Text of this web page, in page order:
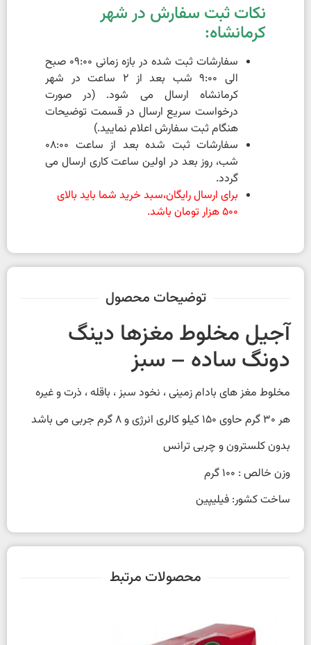
نکات ثبت سفارش در شهر
کرمانشاه:
سفارشات ثبت شده در بازه زمانی 09:00 صبح
الی 9:00 شب بعد از 2 ساعت در شهر
کرمانشاه ارسال می شود. (در صورت
درخواست سریع ارسال در قسمت توضیحات
هنگام ثبت سفارش اعلام نمایید.)
سفارشات ثبت شده بعد از ساعت 08:00
شب، روز بعد در اولین ساعت کاری ارسال می
گردد.
برای ارسال رایگان،سبد خرید شما باید بالای
500 هزار تومان باشد.
توضیحات محصول
آجیل مخلوط مغزها دینگ
دونگ ساده – سبز
مخلوط مغز های بادام زمینی ، نخود سبز ، باقله ، ذرت و غیره
هر 30 گرم حاوی 150 کیلو کالری انرژی و 8 گرم جربی می باشد
بدون کلسترون و چربی ترانس
وزن خالص : 100 گرم
ساخت کشور: فیلیپین
محصولات مرتبط